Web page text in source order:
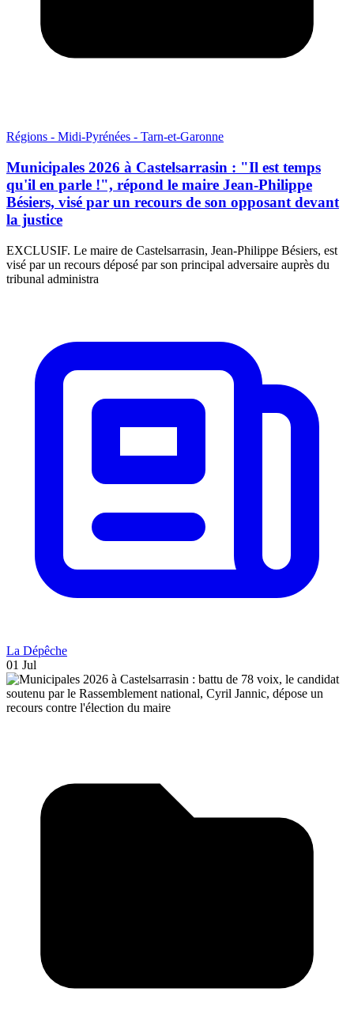
Régions - Midi-Pyrénées - Tarn-et-Garonne
Municipales 2026 à Castelsarrasin : "Il est temps
qu'il en parle !", répond le maire Jean-Philippe
Bésiers, visé par un recours de son opposant devant
la justice
EXCLUSIF. Le maire de Castelsarrasin, Jean-Philippe Bésiers, est
visé par un recours déposé par son principal adversaire auprès du
tribunal administra
La Dépêche
01 Jul